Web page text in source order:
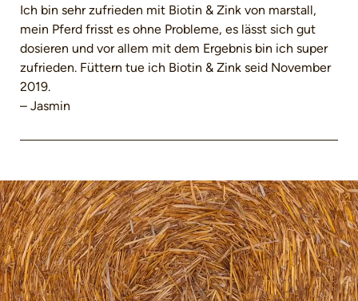
Ich bin sehr zufrieden mit Biotin & Zink von marstall,
mein Pferd frisst es ohne Probleme, es lässt sich gut
dosieren und vor allem mit dem Ergebnis bin ich super
zufrieden. Füttern tue ich Biotin & Zink seid November
2019.
– Jasmin